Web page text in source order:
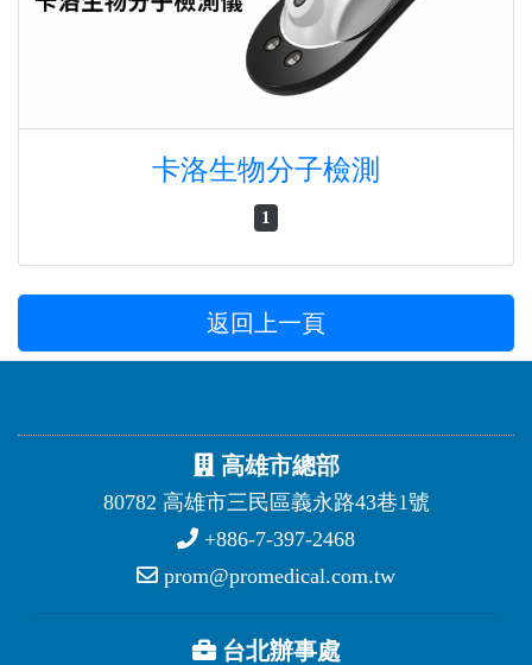
卡洛生物分子檢測
1
返回上一頁
高雄市總部
80782 高雄市三民區義永路43巷1號
+886-7-397-2468
prom@promedical.com.tw
台北辦事處